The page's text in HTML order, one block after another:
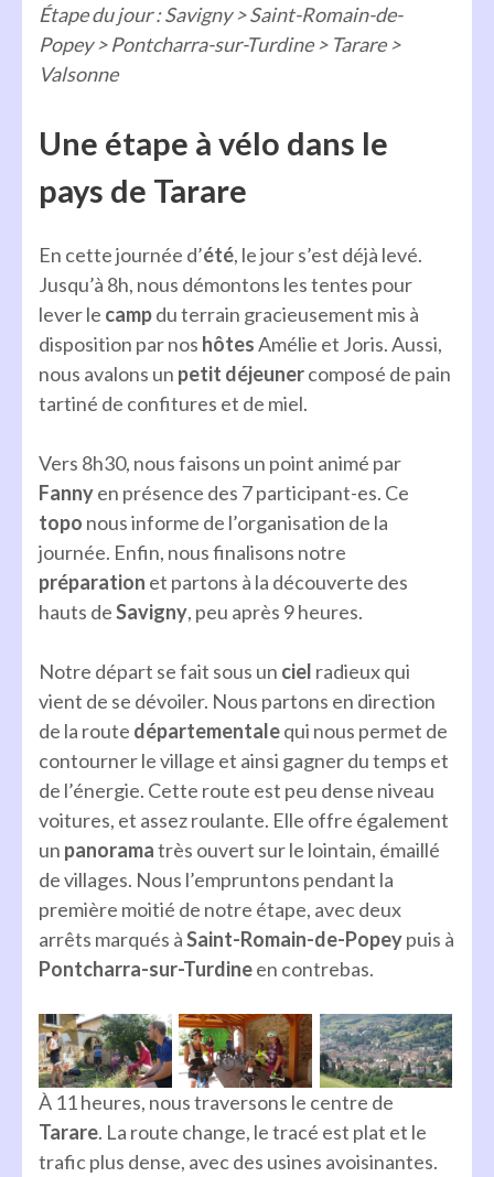
Étape du jour : Savigny > Saint-Romain-de-
Popey > Pontcharra-sur-Turdine > Tarare >
Valsonne
Une étape à vélo dans le
pays de Tarare
En cette journée d’été, le jour s’est déjà levé.
Jusqu’à 8h, nous démontons les tentes pour
lever le campdu terrain gracieusement mis à
disposition par nos hôtesAmélie et Joris. Aussi,
nous avalons un petit déjeunercomposé de pain
tartiné de confitures et de miel.
Vers 8h30, nous faisons un point animé par
Fannyen présence des 7 participant-es. Ce
topo nous informe de l’organisation de la
journée. Enfin, nous finalisons notre
préparation et partons à la découverte des
hauts deSavigny, peu après 9 heures.
Notre départ se fait sous un ciel radieux qui
vient de se dévoiler. Nous partons en direction
de la route départementalequi nous permet de
contourner le village et ainsi gagner du temps et
de l’énergie. Cette route est peu dense niveau
voitures, et assez roulante. Elle offre également
un panoramatrès ouvert sur le lointain, émaillé
de villages. Nous l’empruntons pendant la
première moitié de notre étape, avec deux
arrêts marqués àSaint-Romain-de-Popeypuis à
Pontcharra-sur-Turdineen contrebas.
À 11 heures, nous traversons le centre de
Tarare. La route change, le tracé est plat et le
trafic plus dense, avec des usines avoisinantes.